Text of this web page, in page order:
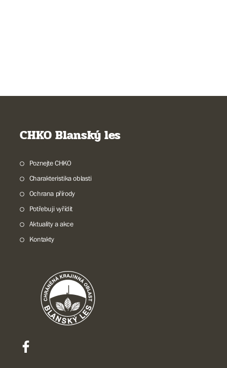
CHKO Blanský les
Poznejte CHKO
Charakteristika oblasti
Ochrana přírody
Potřebuji vyřídit
Aktuality a akce
Kontakty